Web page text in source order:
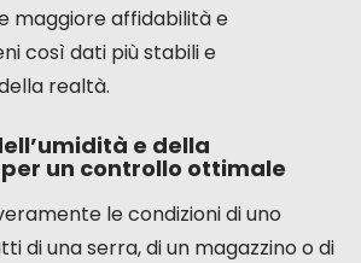
maggiore affidabilità e
così dati più stabili e
realtà.
e della
un controllo ottimale
le condizioni di uno
di una serra, di un magazzino o di